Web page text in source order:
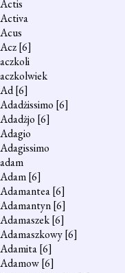
Actis
Activa
Acus
Acz[6]
aczkoli
aczkolwiek
Ad[6]
Adadżissimo [6]
Adadżjo [6]
Adagio
Adagissimo
adam
Adam[6]
Adamantea[6]
Adamantyn[6]
Adamaszek[6]
Adamaszkowy[6]
Adamita[6]
Adamow[6]